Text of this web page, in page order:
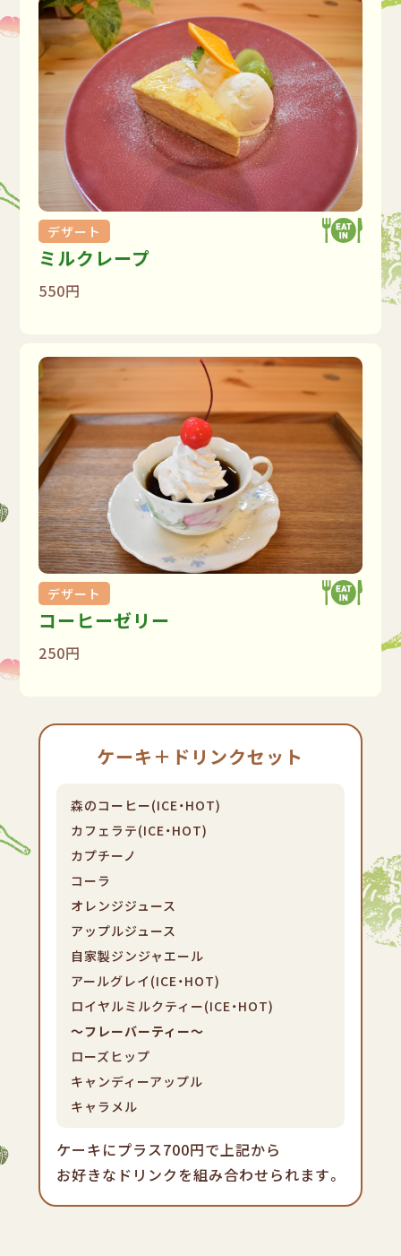
デザート
ミルクレープ
550円
デザート
コーヒーゼリー
250円
ケーキ＋ドリンクセット
森のコーヒー(ICE・HOT)
カフェラテ(ICE・HOT)
カプチーノ
コーラ
オレンジジュース
アップルジュース
自家製ジンジャエール
アールグレイ(ICE・HOT)
ロイヤルミルクティー(ICE・HOT)
～フレーバーティー～
ローズヒップ
キャンディーアップル
キャラメル
ケーキにプラス700円で上記から
お好きなドリンクを組み合わせられます。